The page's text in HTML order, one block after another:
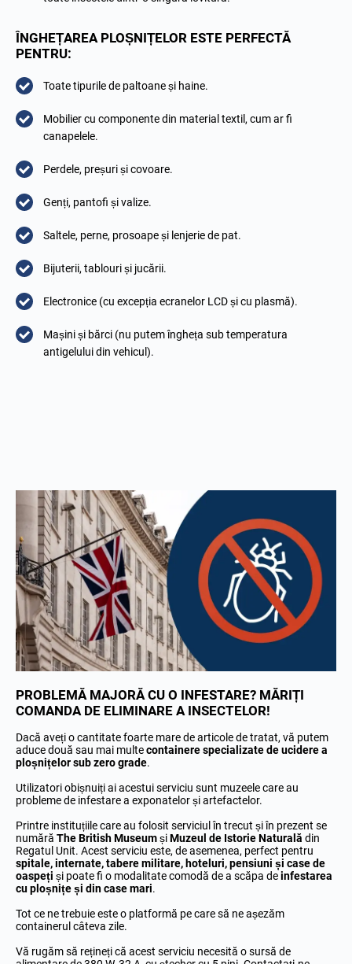
ÎNGHEȚAREA PLOȘNIȚELOR ESTE PERFECTĂ
PENTRU:
Toate tipurile de paltoane și haine.
Mobilier cu componente din material textil, cum ar fi
canapelele.
Perdele, preșuri și covoare.
Genți, pantofi și valize.
Saltele, perne, prosoape și lenjerie de pat.
Bijuterii, tablouri și jucării.
Electronice (cu excepția ecranelor LCD și cu plasmă).
Mașini și bărci (nu putem îngheța sub temperatura
antigelului din vehicul).
PROBLEMĂ MAJORĂ CU O INFESTARE? MĂRIȚI
COMANDA DE ELIMINARE A INSECTELOR!
Dacă aveți o cantitate foarte mare de articole de tratat, vă putem
aduce două sau mai multecontainere specializate de ucidere a
ploșnițelor sub zero grade.
Utilizatori obișnuiți ai acestui serviciu sunt muzeele care au
probleme de infestare a exponatelor și artefactelor.
Printre instituțiile care au folosit serviciul în trecut și în prezent se
numără The British MuseumșiMuzeul de Istorie Naturală din
Regatul Unit. Acest serviciu este, de asemenea, perfect pentru
spitale, internate, tabere militare, hoteluri, pensiuni și case de
oaspeți și poate fi o modalitate comodă de a scăpa deinfestarea
cu ploșnițe și din case mari.
Tot ce ne trebuie este o platformă pe care să ne așezăm
containerul câteva zile.
Vă rugăm să rețineți că acest serviciu necesită o sursă de